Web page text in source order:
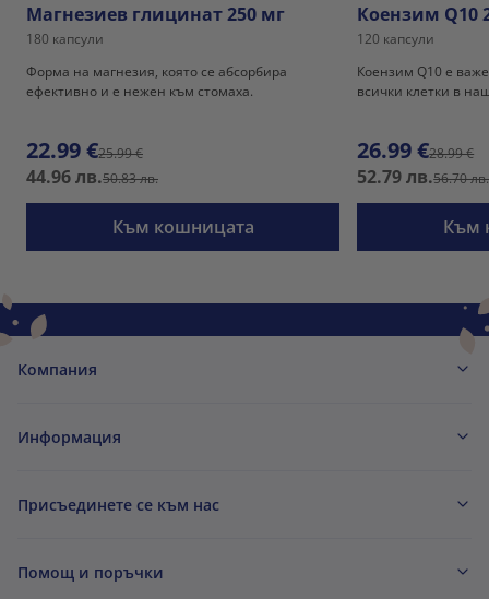
Магнезиев глицинат 250 мг
180 капсули
Форма на магнезия, която се абсорбира
ефективно и е нежен към стомаха.
22.99 €25.99 €
44.96 лв.50.83 лв.
Към кошницата
Коензим Q10
120 капсули
Коензим Q10 е
всички клетки в
26.99 €28.99 €
52.79 лв.56.70 лв.
Към
Компания
Информация
Присъединете се към нас
Помощ и поръчки